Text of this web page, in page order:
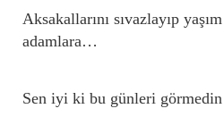
Aksakallarını sıvazlayıp
adamlara…
Sen iyi ki bu günleri görmedin